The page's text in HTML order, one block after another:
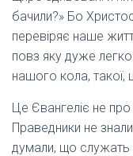
бачили?» Бо
перевіряє наше
повз яку дуже легко
нашого кола, такої,
Це Євангеліє не про
Праведники не
думали, що служать